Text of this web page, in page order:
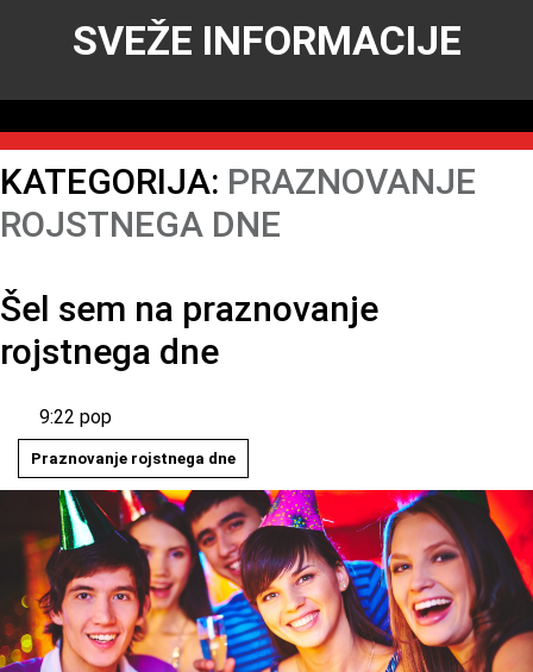
SVEŽE INFORMACIJE
KATEGORIJA: PRAZNOVANJE
ROJSTNEGA DNE
Šel sem na praznovanje
rojstnega dne
9:22 pop
Praznovanje rojstnega dne